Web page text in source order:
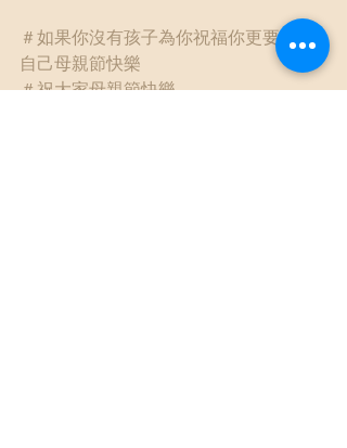
＃如果你沒有孩子為你祝福你更要祝福
自己母親節快樂
＃祝大家母親節快樂